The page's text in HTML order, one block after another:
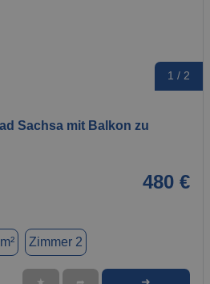
1 / 2
Sachsa mit Balkon zu
480 €
Zimmer 2